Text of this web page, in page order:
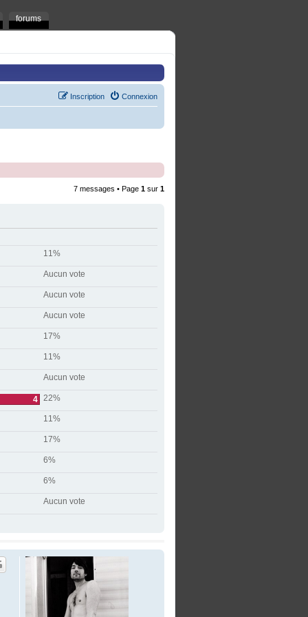
forums
Connexion
Inscription
7 messages • Page 1 sur 1
11%
Aucun vote
Aucun vote
Aucun vote
17%
11%
Aucun vote
4 22%
11%
17%
6%
6%
Aucun vote